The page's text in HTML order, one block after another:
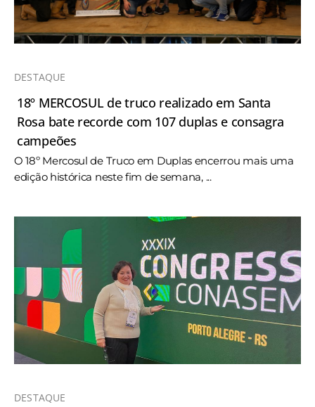
DESTAQUE
18º MERCOSUL de truco realizado em Santa
Rosa bate recorde com 107 duplas e consagra
campeões
O 18º Mercosul de Truco em Duplas encerrou mais uma
edição histórica neste fim de semana, ...
DESTAQUE